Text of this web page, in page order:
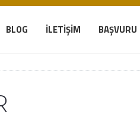
BLOG İLETIŞIM BAŞVURU